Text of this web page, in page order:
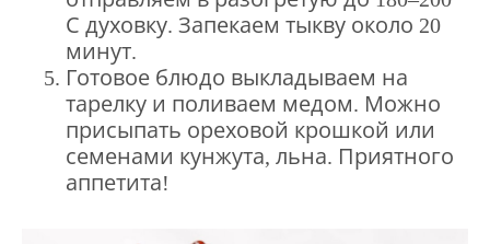
С духовку. Запекаем тыкву около 20
минут.
Готовое блюдо выкладываем на
тарелку и поливаем медом. Можно
присыпать ореховой крошкой или
семенами кунжута, льна. Приятного
аппетита!